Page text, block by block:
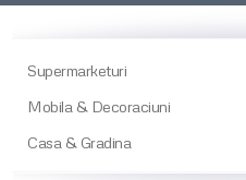
Supermarketuri
Mobila & Decoraciuni
Casa & Gradina